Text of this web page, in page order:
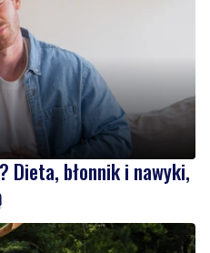
Dieta, błonnik i nawyki,